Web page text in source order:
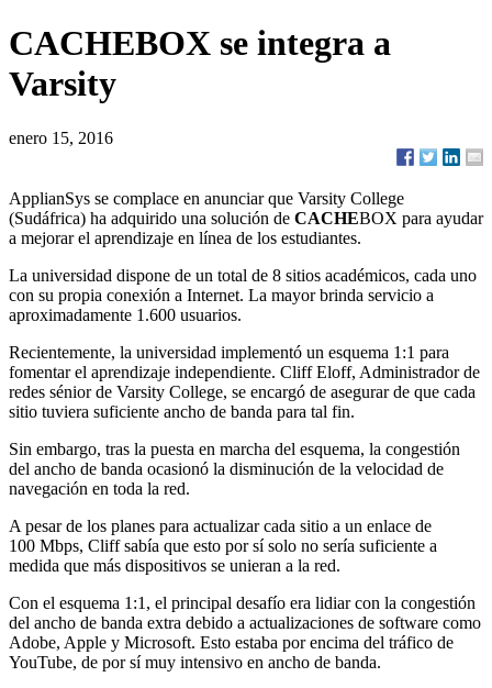
CACHEBOX se integra a
Varsity
enero 15, 2016
ApplianSys se complace en anunciar que Varsity College
(Sudáfrica) ha adquirido una solución de CACHEBOX para ayudar
a mejorar el aprendizaje en línea de los estudiantes.
La universidad dispone de un total de 8 sitios académicos, cada uno
con su propia conexión a Internet. La mayor brinda servicio a
aproximadamente 1.600 usuarios.
Recientemente, la universidad implementó un esquema 1:1 para
fomentar el aprendizaje independiente. Cliff Eloff, Administrador de
redes sénior de Varsity College, se encargó de asegurar de que cada
sitio tuviera suficiente ancho de banda para tal fin.
Sin embargo, tras la puesta en marcha del esquema, la congestión
del ancho de banda ocasionó la disminución de la velocidad de
navegación en toda la red.
A pesar de los planes para actualizar cada sitio a un enlace de
100 Mbps, Cliff sabía que esto por sí solo no sería suficiente a
medida que más dispositivos se unieran a la red.
Con el esquema 1:1, el principal desafío era lidiar con la congestión
del ancho de banda extra debido a actualizaciones de software como
Adobe, Apple y Microsoft. Esto estaba por encima del tráfico de
YouTube, de por sí muy intensivo en ancho de banda.